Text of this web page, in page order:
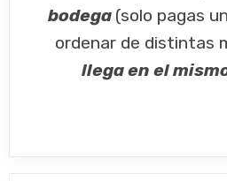
bodega (solo pagas
ordenar de distintas
llega en el